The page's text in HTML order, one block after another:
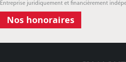
Entreprise juridiquement et financièrement
Nos honoraires